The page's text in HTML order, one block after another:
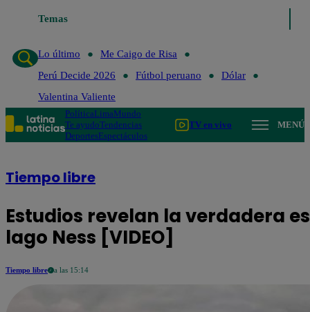
Temas
Lo último
Me Caigo de Risa
Perú Decide 2026
Fútbol peruano
Dólar
Valentina Valiente
PolíticaLimaMundo
Te ayudoTendencias
DeportesEspectáculos
TV en vivo MENÚ
Tiempo libre
Estudios revelan la verdadera
lago Ness [VIDEO]
Tiempo libre a las 15:14